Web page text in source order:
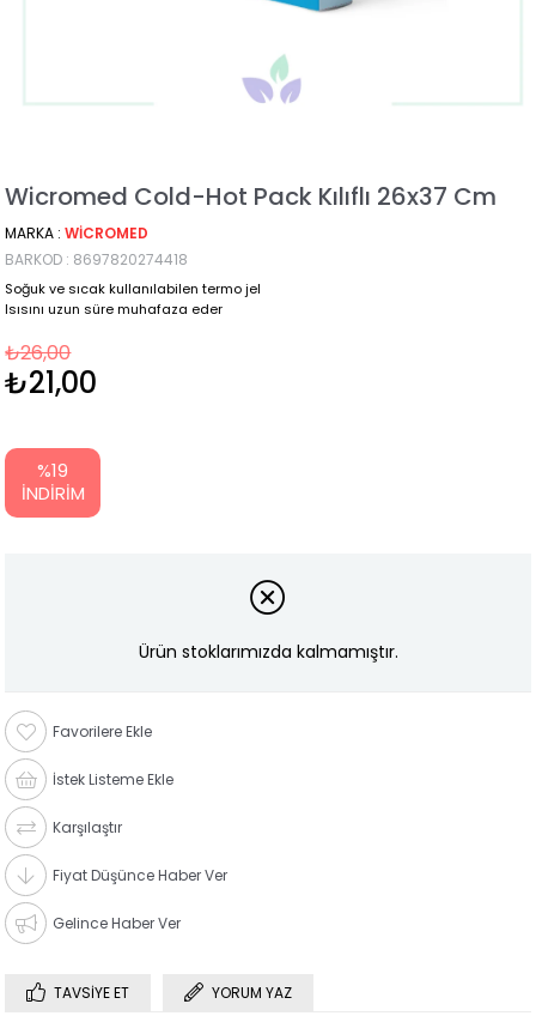
Wicromed Cold-Hot Pack Kılıflı 26x37 Cm
MARKA : WICROMED
BARKOD : 8697820274418
Soğuk ve sıcak kullanılabilen termo jel
Isısını uzun süre muhafaza eder
₺26,00
₺21,00
%19
İNDIRIM
Ürün stoklarımızda kalmamıştır.
Favorilere Ekle
İstek Listeme Ekle
Karşılaştır
Fiyat Düşünce Haber Ver
Gelince Haber Ver
TAVSIYE ET YORUM YAZ